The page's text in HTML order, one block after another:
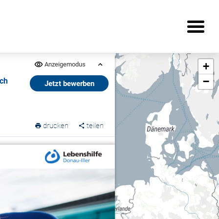
Anzeigemodus
Jetzt bewerben
drucken teilen
+
−